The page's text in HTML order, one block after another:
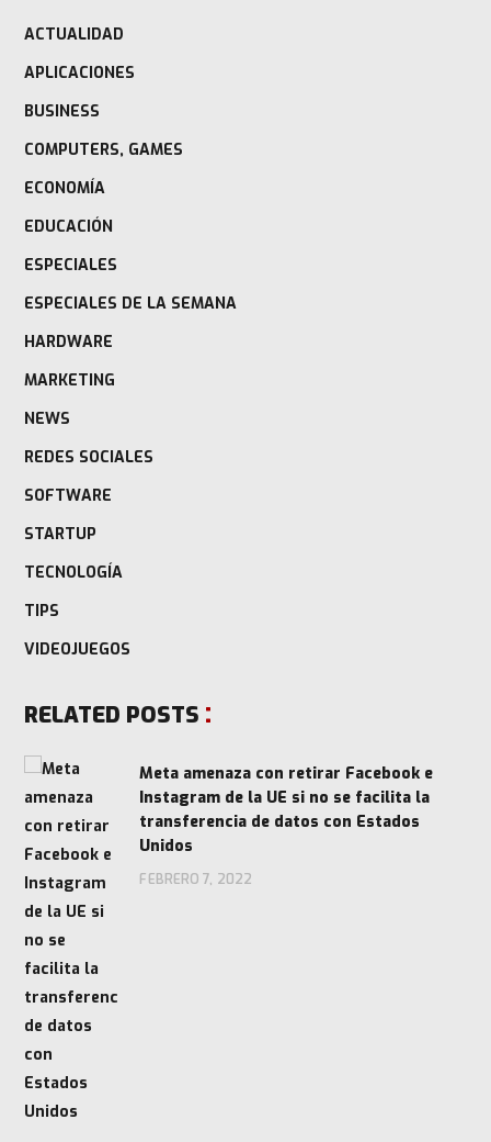
ACTUALIDAD
APLICACIONES
BUSINESS
COMPUTERS, GAMES
ECONOMÍA
EDUCACIÓN
ESPECIALES
ESPECIALES DE LA SEMANA
HARDWARE
MARKETING
NEWS
REDES SOCIALES
SOFTWARE
STARTUP
TECNOLOGÍA
TIPS
VIDEOJUEGOS
RELATED POSTS
Meta amenaza con retirar Facebook e
Instagram de la UE si no se facilita la
transferencia de datos con Estados
Unidos
FEBRERO 7, 2022